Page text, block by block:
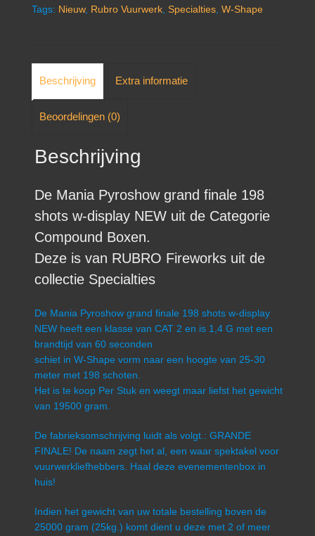
Tags: Nieuw, Rubro Vuurwerk Specialties W-Shape
Beschrijving Extra informatie
Beoordelingen (0)
Beschrijving
De Mania Pyroshow grand finale 198
shots w-display NEW uit de Categorie
Compound Boxen.
Deze is van RUBRO Fireworks uit de
collectie Specialties
De Mania Pyroshow grand finale 198 shots w-display
NEW heeft een klasse van CAT 2 en is 1,4 G met een
brandtijd van 60 seconden
schiet in W-Shape vorm naar een hoogte van 25-30
meter met 198 schoten.
Het is te koop Per Stuk en weegt maar liefst het gewicht
van 19500 gram.
De fabrieksomschrijving luidt als volgt.: GRANDE
FINALE! De naam zegt het al, een waar spektakel voor
vuurwerkliefhebbers. Haal deze evenementenbox in
huis!
Indien het gewicht van uw totale bestelling boven de
25000 gram (25kg.) komt dient u deze met 2 of meer